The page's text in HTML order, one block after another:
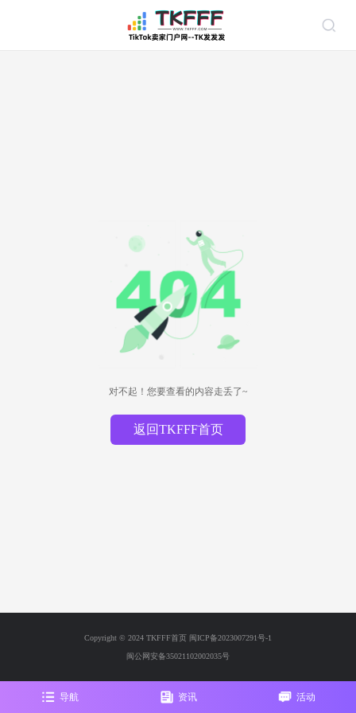
对不起！您要查看的内容走丢了~
返回TKFFF首页
Copyright © 2024 TKFFF首页 闽ICP备2023007291号-1
闽公网安备35021102002035号
导航 资讯 活动